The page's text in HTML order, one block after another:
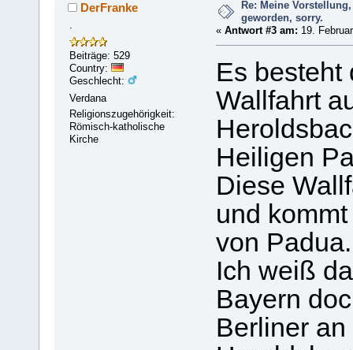
DerFranke
.
Beiträge: 529
Country:
Geschlecht:
Verdana
Religionszugehörigkeit:
Römisch-katholische
Kirche
Re: Meine
geworden, sorry.
« Antwort #3 am: 19.
Es besteht
Wallfahrt
Heiligen
Diese
und
von Padua.
Ich weiß
Bayern
Berliner